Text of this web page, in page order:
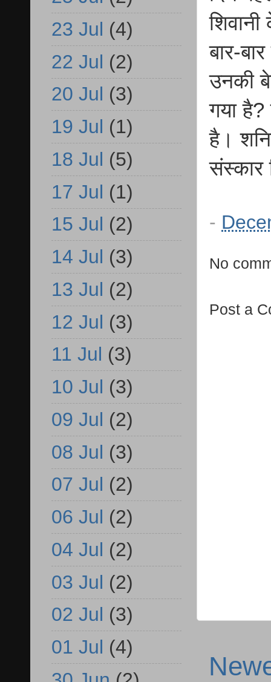
बार-
उनकी
गया है?
है।
संस्कार
-
No
Post a
23 Jul (4)
22 Jul (2)
20 Jul (3)
19 Jul (1)
18 Jul (5)
17 Jul (1)
15 Jul (2)
14 Jul (3)
13 Jul (2)
12 Jul (3)
11 Jul (3)
10 Jul (3)
09 Jul (2)
08 Jul (3)
07 Jul (2)
06 Jul (2)
04 Jul (2)
03 Jul (2)
02 Jul (3)
01 Jul (4)